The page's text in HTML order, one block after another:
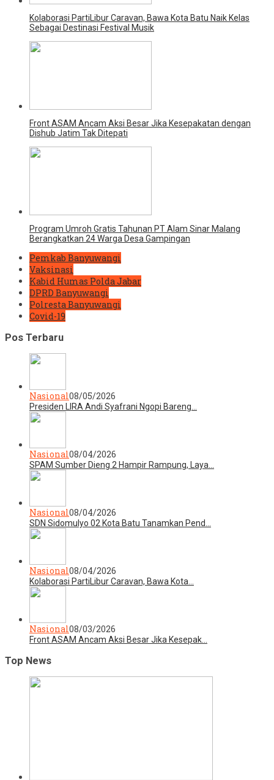
Kolaborasi PartiLibur Caravan, Bawa Kota Batu Naik Kelas
Sebagai Destinasi Festival Musik
Front ASAM Ancam Aksi Besar Jika Kesepakatan dengan
Dishub Jatim Tak Ditepati
Program Umroh Gratis Tahunan PT Alam Sinar Malang
Berangkatkan 24 Warga Desa Gampingan
Pemkab Banyuwangi
Vaksinasi
Kabid Humas Polda Jabar
DPRD Banyuwangi
Polresta Banyuwangi
Covid-19
Pos Terbaru
Nasional08/05/2026
Presiden LIRA Andi Syafrani Ngopi Bareng…
Nasional08/04/2026
SPAM Sumber Dieng 2 Hampir Rampung, Laya…
Nasional08/04/2026
SDN Sidomulyo 02 Kota Batu Tanamkan Pend…
Nasional08/04/2026
Kolaborasi PartiLibur Caravan, Bawa Kota…
Nasional08/03/2026
Front ASAM Ancam Aksi Besar Jika Kesepak…
Top News